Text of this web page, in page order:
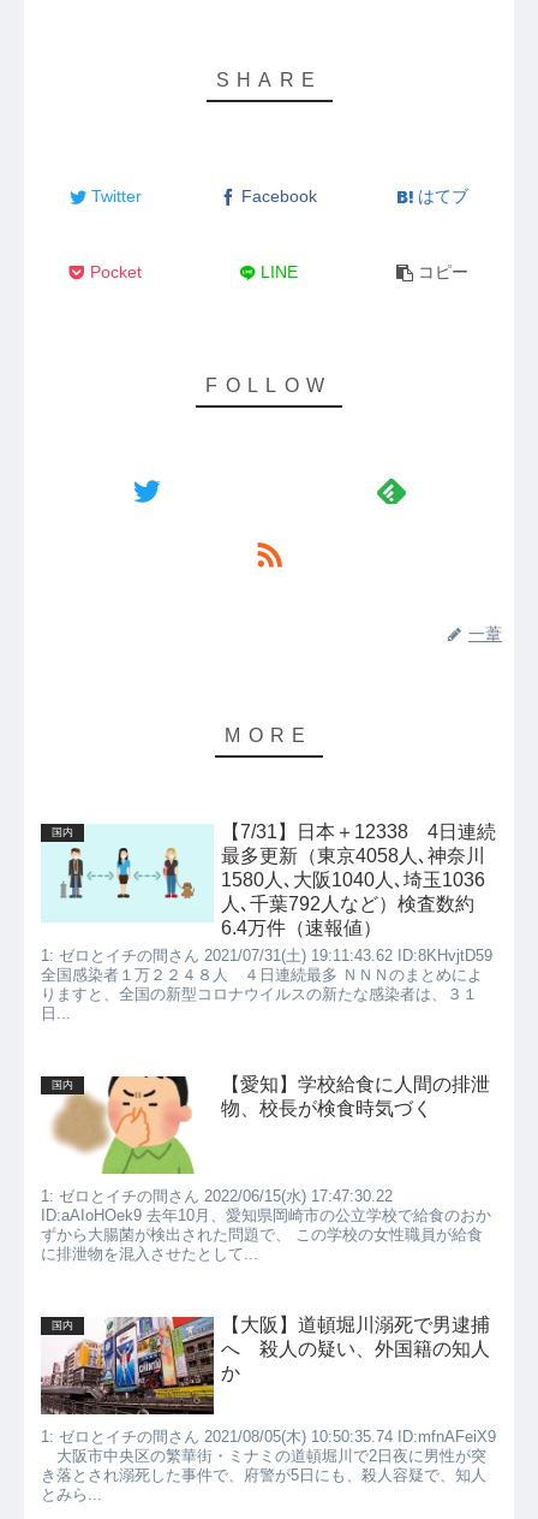
Twitter Facebook はてブ
Pocket LINE コピー
一葦
国内
【7/31】日本＋12338 4日連続
最多更新（東京4058人､神奈川
1580人､大阪1040人､埼玉1036
人､千葉792人など）検査数約
6.4万件（速報値）
1: ゼロとイチの間さん 2021/07/31(土) 19:11:43.62 ID:8KHvjtD59
全国感染者１万２２４８人 ４日連続最多 ＮＮＮのまとめによ
りますと、全国の新型コロナウイルスの新たな感染者は、３１
日...
国内
【愛知】学校給食に人間の排泄
物、校長が検食時気づく
1: ゼロとイチの間さん 2022/06/15(水) 17:47:30.22
ID:aAIoHOek9 去年10月、愛知県岡崎市の公立学校で給食のおか
ずから大腸菌が検出された問題で、 この学校の女性職員が給食
に排泄物を混入させたとして...
国内
【大阪】道頓堀川溺死で男逮捕
へ 殺人の疑い、外国籍の知人
か
1: ゼロとイチの間さん 2021/08/05(木) 10:50:35.74 ID:mfnAFeiX9
大阪市中央区の繁華街・ミナミの道頓堀川で2日夜に男性が突
き落とされ溺死した事件で、府警が5日にも、殺人容疑で、知人
とみら...